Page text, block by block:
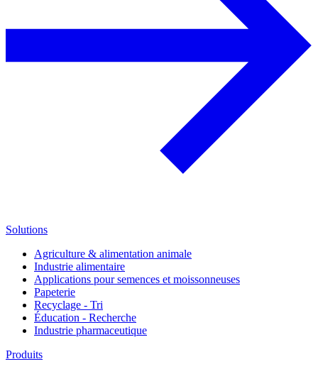
Solutions
Agriculture & alimentation animale
Industrie alimentaire
Applications pour semences et moissonneuses
Papeterie
Recyclage - Tri
Éducation - Recherche
Industrie pharmaceutique
Produits